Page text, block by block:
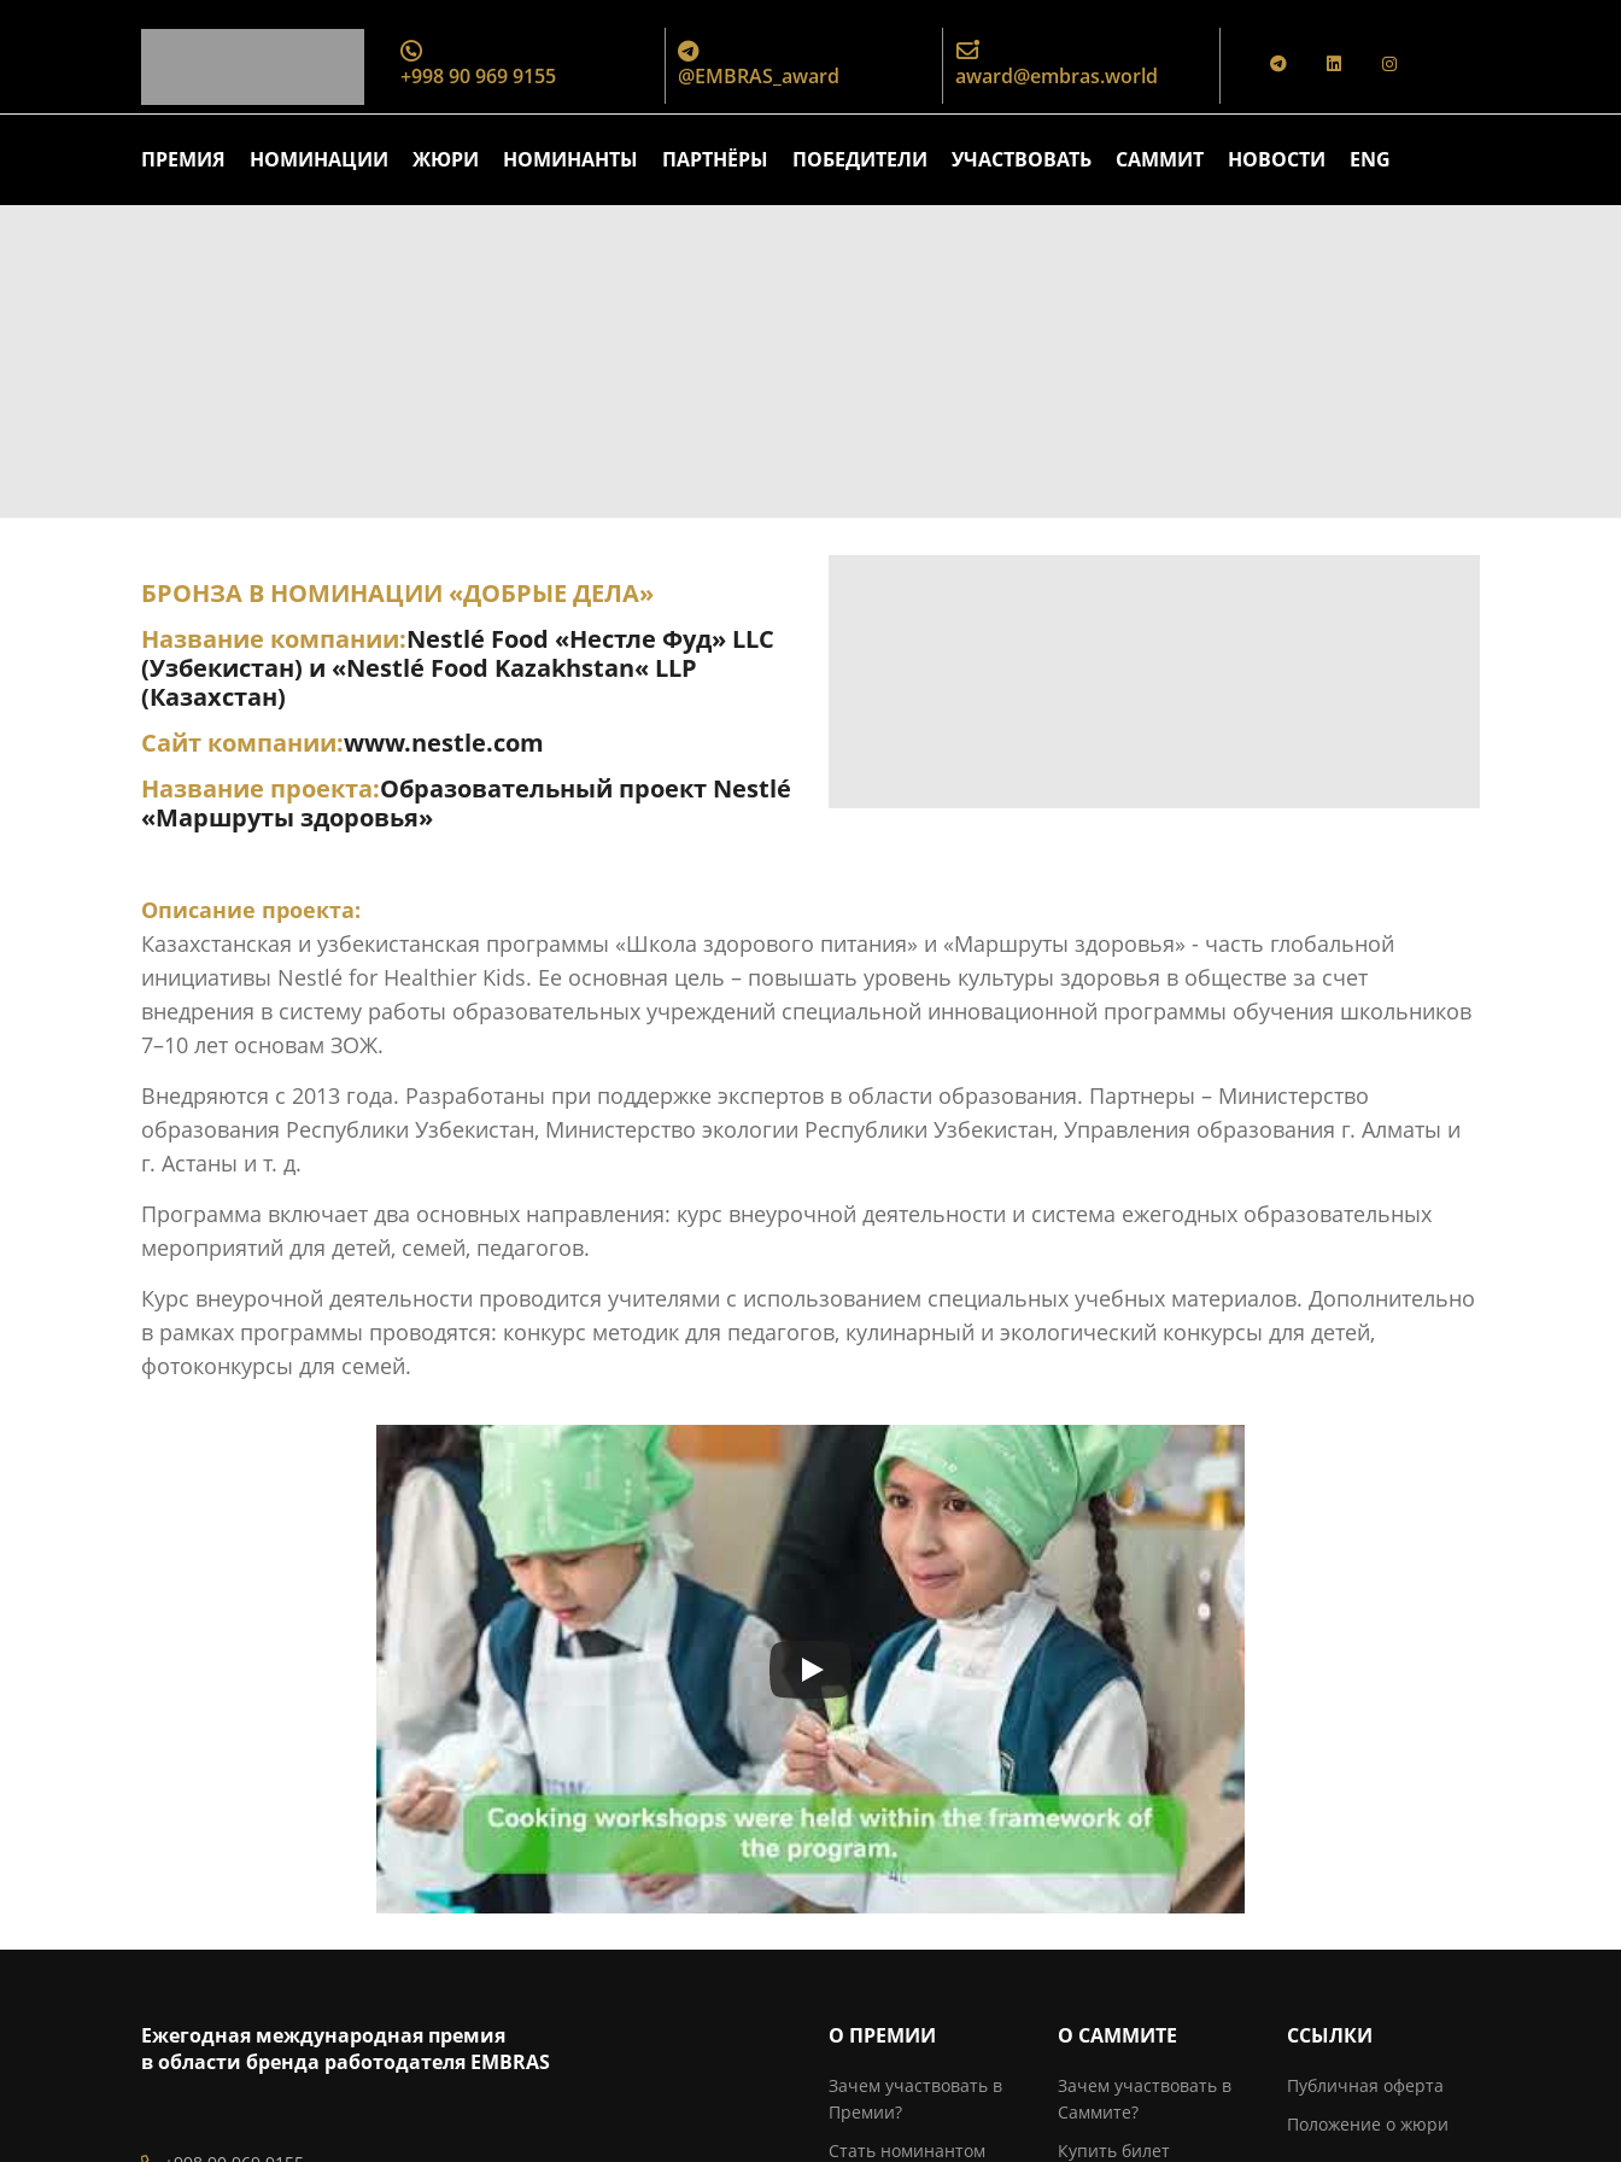
+998 90 969 9155 @EMBRAS_award award@embras.world
ПРЕМИЯ НОМИНАЦИИ ЖЮРИ НОМИНАНТЫ ПАРТНЁРЫ ПОБЕДИТЕЛИ УЧАСТВОВАТЬ САММИТ НОВОСТИ ENG
БРОНЗА В НОМИНАЦИИ «ДОБРЫЕ ДЕЛА»
Название компании:Nestlé Food «Нестле Фуд» LLC
(Узбекистан) и «Nestlé Food Kazakhstan« LLP
(Казахстан)
Сайт компании:www.nestle.com
Название проекта:Образовательный проект Nestlé
«Маршруты здоровья»
Описание проекта:
Казахстанская и узбекистанская программы «Школа здорового питания» и «Маршруты здоровья» - часть глобальной
инициативы Nestlé for Healthier Kids. Ее основная цель – повышать уровень культуры здоровья в обществе за счет
внедрения в систему работы образовательных учреждений специальной инновационной программы обучения школьников
7–10 лет основам ЗОЖ.
Внедряются с 2013 года. Разработаны при поддержке экспертов в области образования. Партнеры – Министерство
образования Республики Узбекистан, Министерство экологии Республики Узбекистан, Управления образования г. Алматы и
г. Астаны и т. д.
Программа включает два основных направления: курс внеурочной деятельности и система ежегодных образовательных
мероприятий для детей, семей, педагогов.
Курс внеурочной деятельности проводится учителями с использованием специальных учебных материалов. Дополнительно
в рамках программы проводятся: конкурс методик для педагогов, кулинарный и экологический конкурсы для детей,
фотоконкурсы для семей.
Ежегодная международная премия
в области бренда работодателя EMBRAS
О ПРЕМИИ
Зачем участвовать в
Премии?
Стать номинантом
О САММИТЕ
Зачем участвовать в
Саммите?
Купить билет
ССЫЛКИ
Публичная оферта
Положение о жюри